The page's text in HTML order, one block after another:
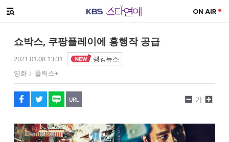
메뉴 열기
쇼박스, 쿠팡플레이에 흥행작 공급
2021.01.08 13:31
랭킹뉴스
영화
플릭스+
페이스북
트위터
네이버
URL복사
글씨 작게보기
가
글씨 크게보기
해시태그